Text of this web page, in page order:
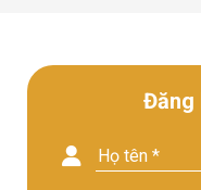
Đăng